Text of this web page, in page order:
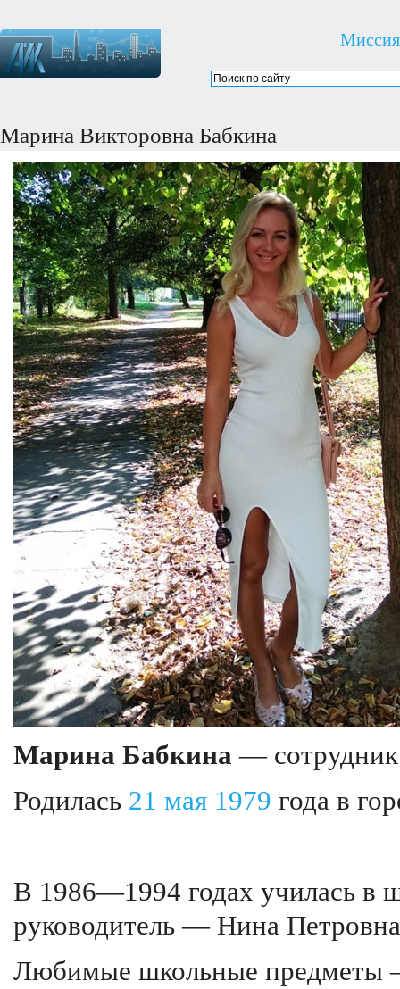
Миссия
Марина Викторовна Бабкина
Марина Бабкина —
Родилась 21 мая 1979 года в
В 1986—1994 годах училась в
руководитель — Нина
Любимые школьные